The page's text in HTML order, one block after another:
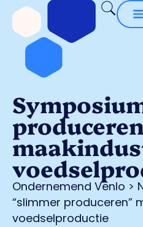
Ondernemend Venlo >
“slimmer produceren”
voedselproductie